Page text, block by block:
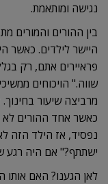
נגישה ומותאמת.
בין ההורים והמורים
היישר לילדים. כאשר
פראיירים אתם, רק
שווה." הויכוחים
מרביצה שיעור
כאשר אחד ההורים לא
נפסיד, אז הילד הזה
ישתתף?" אם היה רגע
לאן הגענו? האם